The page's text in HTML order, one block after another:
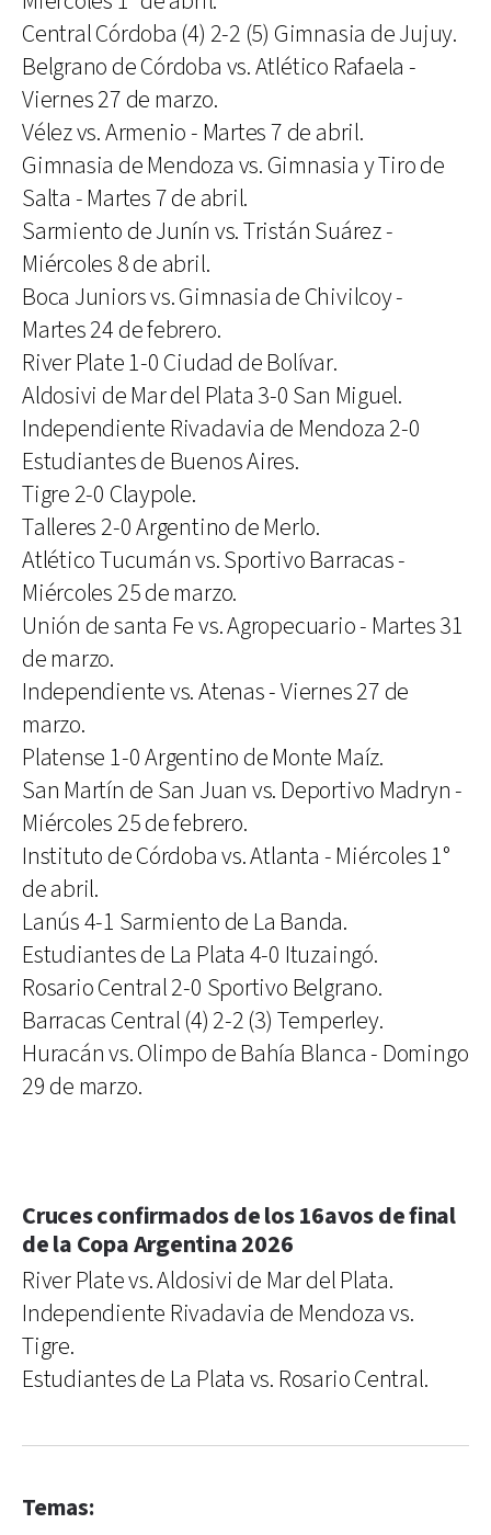
Central Córdoba (4) 2-2 (5) Gimnasia de Jujuy.
Belgrano de Córdoba vs. Atlético Rafaela -
Viernes 27 de marzo.
Vélez vs. Armenio - Martes 7 de abril.
Gimnasia de Mendoza vs. Gimnasia y Tiro de
Salta - Martes 7 de abril.
Sarmiento de Junín vs. Tristán Suárez -
Miércoles 8 de abril.
Boca Juniors vs. Gimnasia de Chivilcoy -
Martes 24 de febrero.
River Plate 1-0 Ciudad de Bolívar.
Aldosivi de Mar del Plata 3-0 San Miguel.
Independiente Rivadavia de Mendoza 2-0
Estudiantes de Buenos Aires.
Tigre 2-0 Claypole.
Talleres 2-0 Argentino de Merlo.
Atlético Tucumán vs. Sportivo Barracas -
Miércoles 25 de marzo.
Unión de santa Fe vs. Agropecuario - Martes 31
de marzo.
Independiente vs. Atenas - Viernes 27 de
marzo.
Platense 1-0 Argentino de Monte Maíz.
San Martín de San Juan vs. Deportivo Madryn -
Miércoles 25 de febrero.
Instituto de Córdoba vs. Atlanta - Miércoles 1°
de abril.
Lanús 4-1 Sarmiento de La Banda.
Estudiantes de La Plata 4-0 Ituzaingó.
Rosario Central 2-0 Sportivo Belgrano.
Barracas Central (4) 2-2 (3) Temperley.
Huracán vs. Olimpo de Bahía Blanca - Domingo
29 de marzo.
Cruces confirmados de los 16avos de final
de la Copa Argentina 2026
River Plate vs. Aldosivi de Mar del Plata.
Independiente Rivadavia de Mendoza vs.
Tigre.
Estudiantes de La Plata vs. Rosario Central.
Temas: